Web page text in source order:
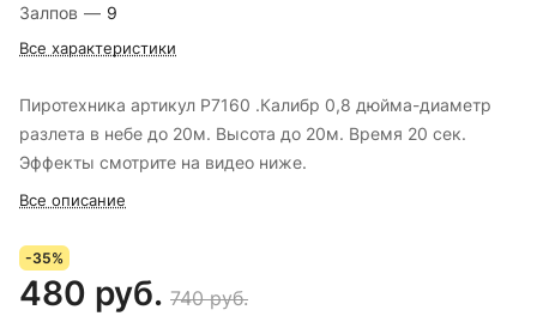
Залпов — 9
Все характеристики
Пиротехника артикул Р7160 .Калибр 0,8 дюйма-диаметр
разлета в небе до 20м. Высота до 20м. Время 20 сек.
Эффекты смотрите на видео ниже.
Все описание
-35%
480 руб. 740 руб.